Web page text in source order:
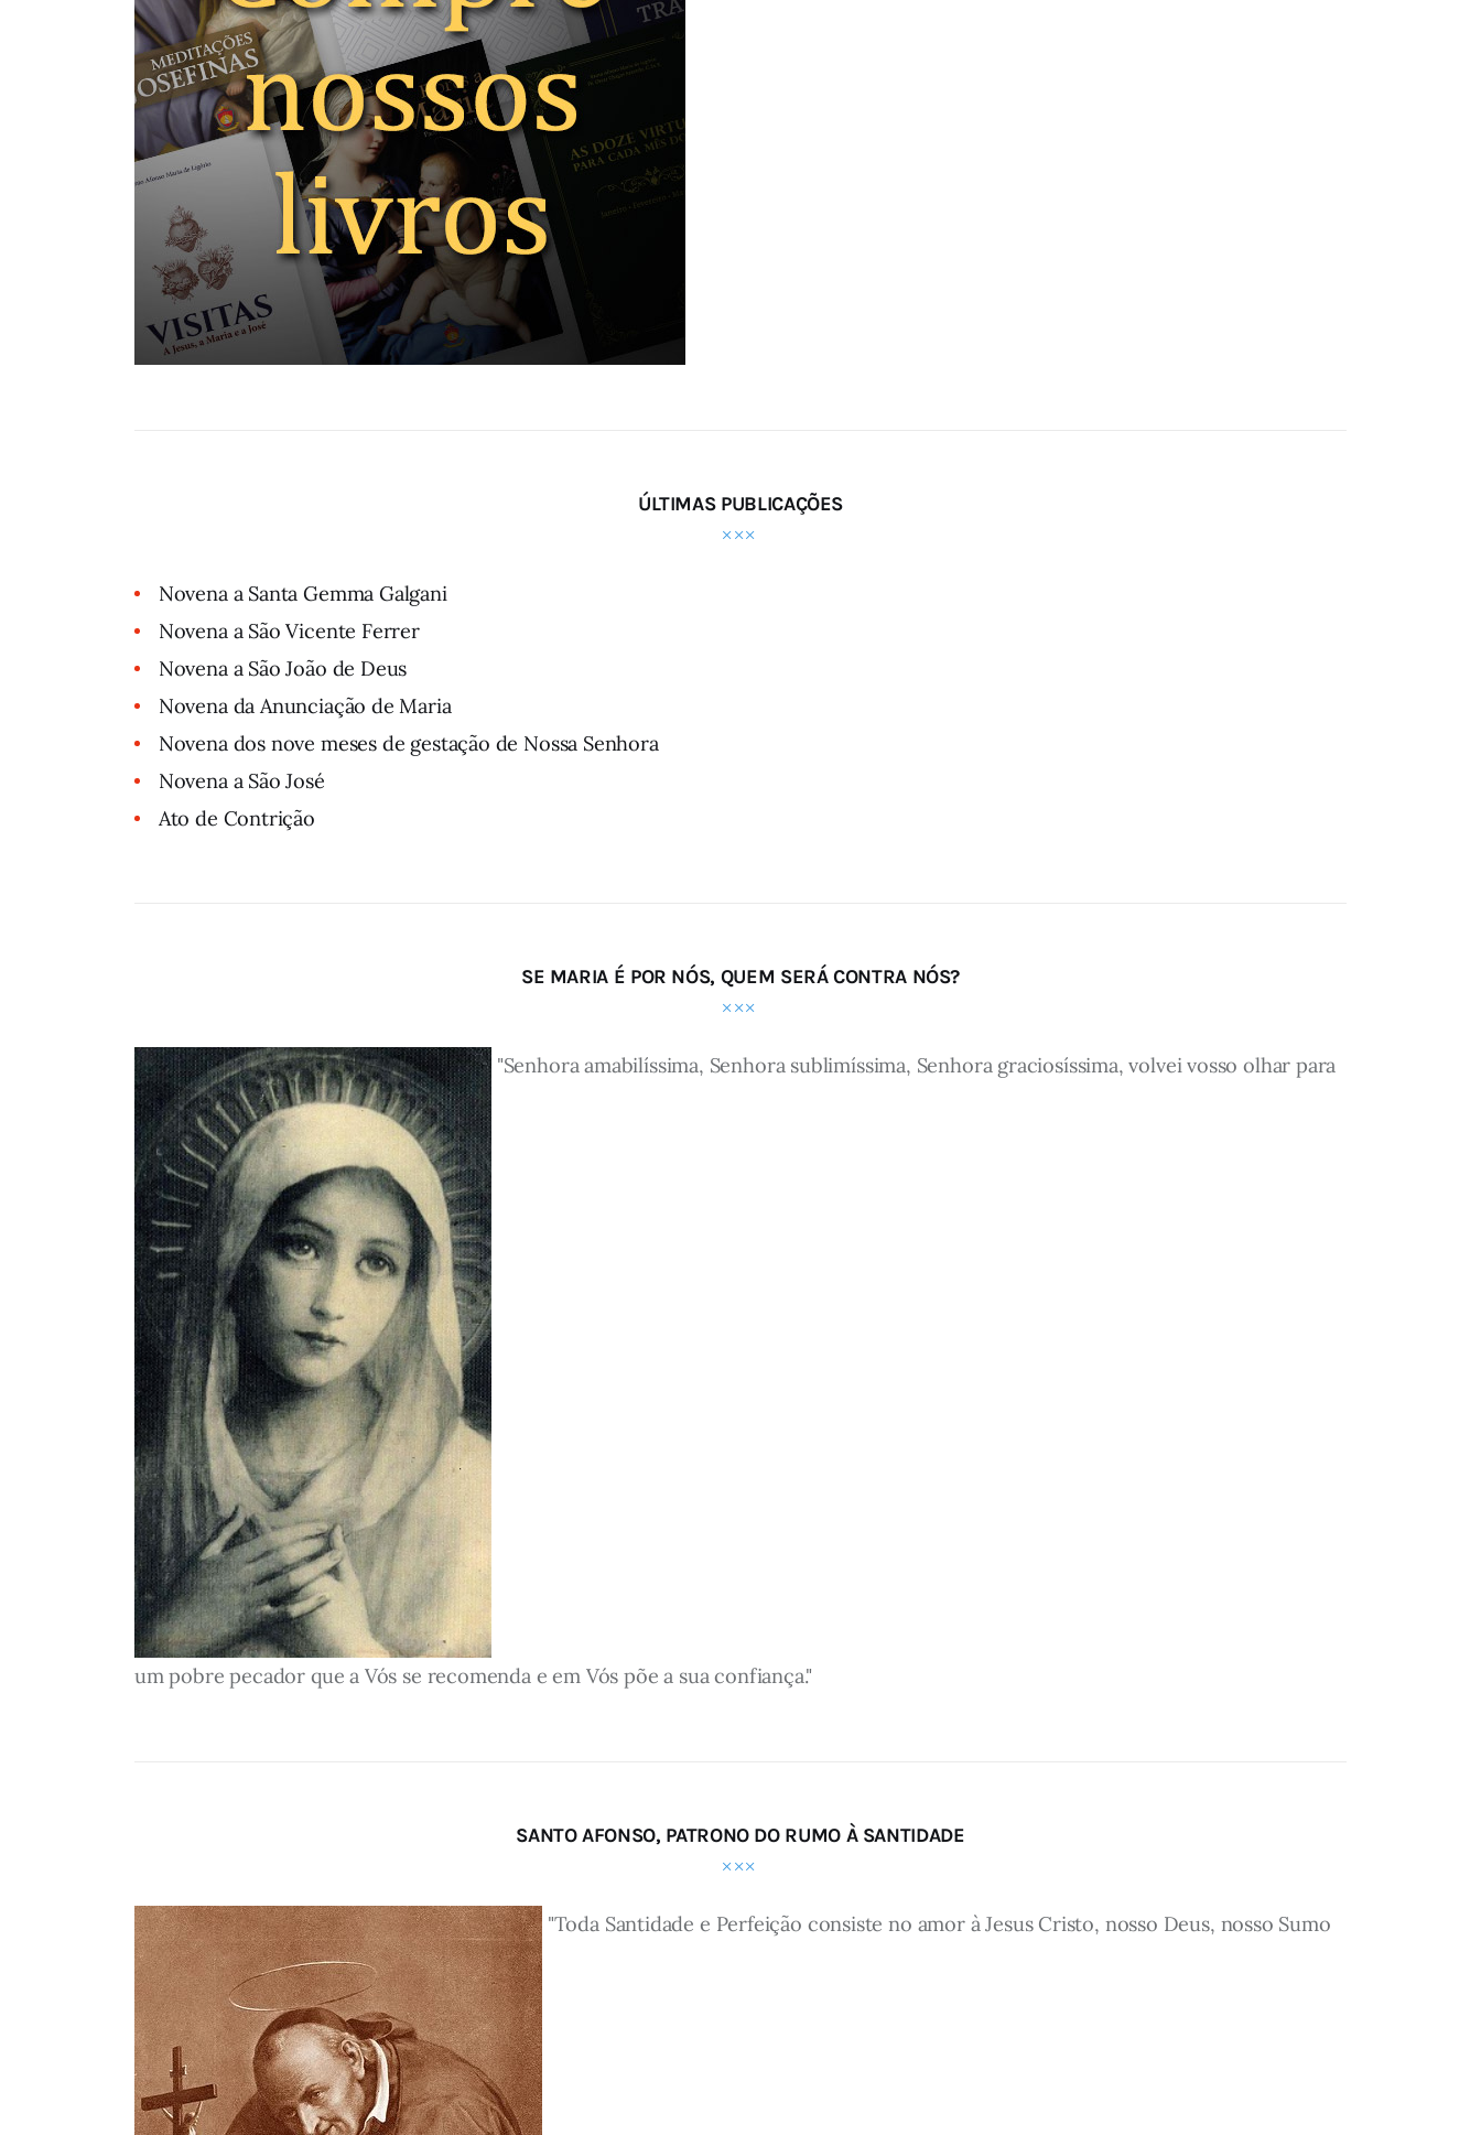
ÚLTIMAS PUBLICAÇÕES
Novena a Santa Gemma Galgani
Novena a São Vicente Ferrer
Novena a São João de Deus
Novena da Anunciação de Maria
Novena dos nove meses de gestação de Nossa Senhora
Novena a São José
Ato de Contrição
SE MARIA É POR NÓS, QUEM SERÁ CONTRA NÓS?
"Senhora amabilíssima, Senhora sublimíssima, Senhora graciosíssima, volvei vosso olhar para
um pobre pecador que a Vós se recomenda e em Vós põe a sua confiança."
SANTO AFONSO, PATRONO DO RUMO À SANTIDADE
"Toda Santidade e Perfeição consiste no amor à Jesus Cristo, nosso Deus, nosso Sumo